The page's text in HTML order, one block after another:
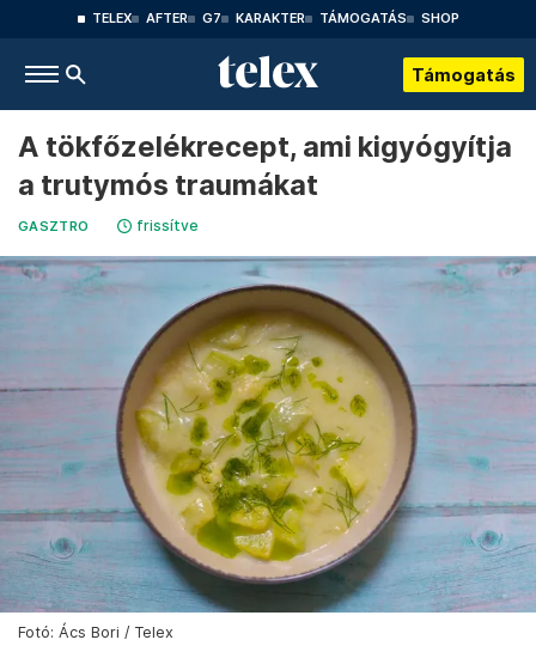
TELEX AFTER G7 KARAKTER TÁMOGATÁS SHOP
Támogatás
A tökfőzelékrecept, ami kigyógyítja
a trutymós traumákat
GASZTRO frissítve
Fotó: Ács Bori / Telex